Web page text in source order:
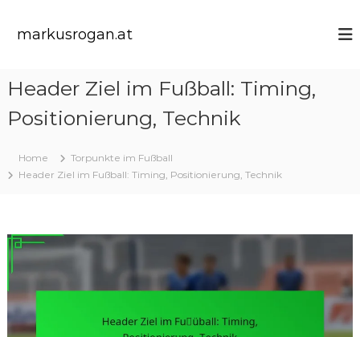
markusrogan.at
Header Ziel im Fußball: Timing,
Positionierung, Technik
Home
Torpunkte im Fußball
Header Ziel im Fußball: Timing, Positionierung, Technik